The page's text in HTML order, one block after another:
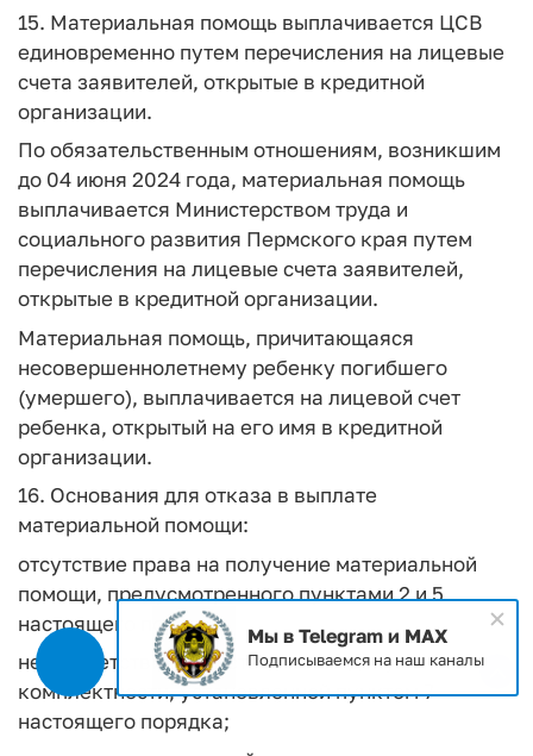
15. Материальная помощь выплачивается ЦСВ
единовременно путем перечисления на лицевые
счета заявителей, открытые в кредитной
организации.
По обязательственным отношениям, возникшим
до 04 июня 2024 года, материальная помощь
выплачивается Министерством труда и
социального развития Пермского края путем
перечисления на лицевые счета заявителей,
открытые в кредитной организации.
Материальная помощь, причитающаяся
несовершеннолетнему ребенку погибшего
(умершего), выплачивается на лицевой счет
ребенка, открытый на его имя в кредитной
организации.
16. Основания для отказа в выплате
материальной помощи:
отсутствие права на получение материальной
помощи, предусмотренного пунктами 2 и 5
настоящего порядка;
несоответствие представленных документов
комплектности, установленной пунктом 7
настоящего порядка;
Мы в Telegram и MAX
Подписываемся на наш каналы